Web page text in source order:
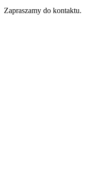
Zapraszamy do kontaktu.